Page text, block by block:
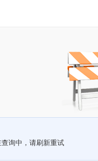
查询中，请刷新重试